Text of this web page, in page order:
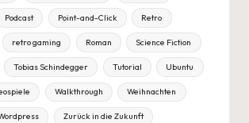
Podcast Point-and-Click Retro
retro gaming Roman Science Fiction
Tobias Schindegger Tutorial Ubuntu
Walkthrough Weihnachten
Zurück in die Zukunft